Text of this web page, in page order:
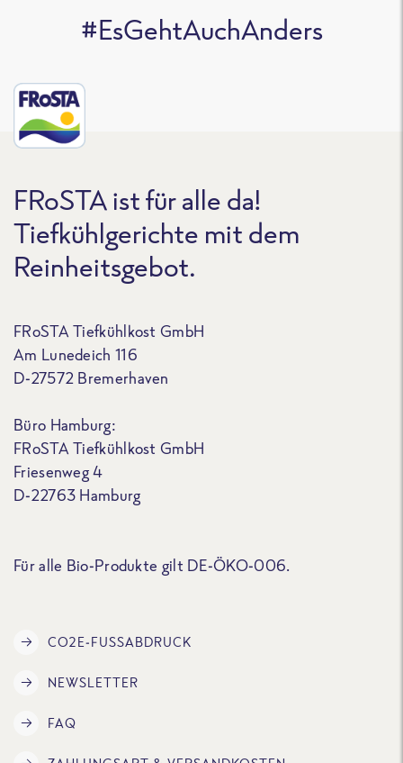
#EsGehtAuchAnders
FRoSTA ist für alle da!
Tiefkühlgerichte mit dem
Reinheitsgebot.
FRoSTA Tiefkühlkost GmbH
Am Lunedeich 116
D-27572 Bremerhaven
Büro Hamburg:
FRoSTA Tiefkühlkost GmbH
Friesenweg 4
D-22763 Hamburg
Für alle Bio-Produkte gilt DE-ÖKO-006.
CO2E-FUSSABDRUCK
NEWSLETTER
FAQ